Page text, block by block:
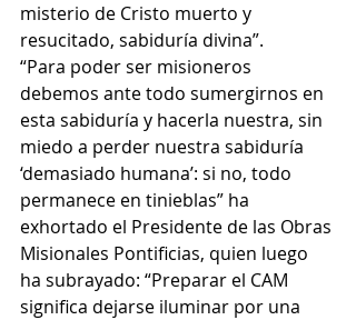
misterio de Cristo muerto y
resucitado, sabiduría divina”.
“Para poder ser misioneros
debemos ante todo sumergirnos en
esta sabiduría y hacerla nuestra, sin
miedo a perder nuestra sabiduría
‘demasiado humana’: si no, todo
permanece en tinieblas” ha
exhortado el Presidente de las Obras
Misionales Pontificias, quien luego
ha subrayado: “Preparar el CAM
significa dejarse iluminar por una